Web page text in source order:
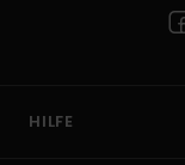
HILFE